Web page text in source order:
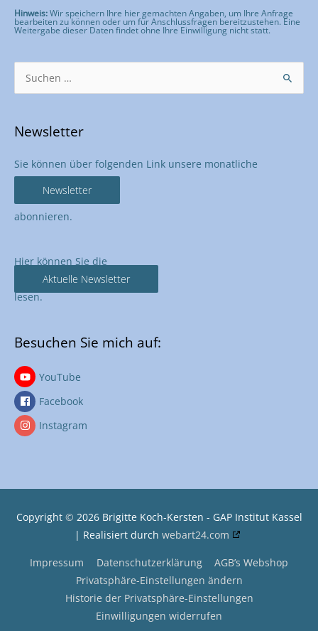
Hinweis:Wir speichern Ihre hier gemachten Angaben, um Ihre Anfrage
bearbeiten zu können oder um für Anschlussfragen bereitzustehen. Eine
Weitergabe dieser Daten findet ohne Ihre Einwilligung nicht statt.
Bitte lasse dieses Feld leer.
Newsletter
Sie können über folgenden Link unsere monatliche
Newsletter
abonnieren.
Hier können Sie die
Aktuelle Newsletter
lesen.
Besuchen Sie mich auf:
YouTube
Facebook
Instagram
Copyright © 2026 Brigitte Koch-Kersten - GAP Institut Kassel
| Realisiert durch webart24.com
Impressum Datenschutzerklärung
AGB’s Webshop
Privatsphäre-Einstellungen ändern
Historie der Privatsphäre-Einstellungen
Einwilligungen widerrufen